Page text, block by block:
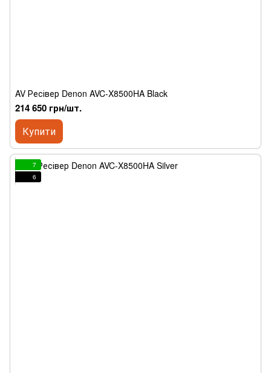
AV Ресівер Denon AVC-X8500HA Black
214 650 грн/шт.
Купити
7
6